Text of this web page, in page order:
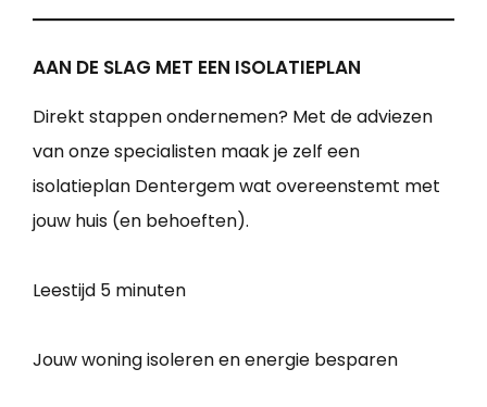
AAN DE SLAG MET EEN ISOLATIEPLAN
Direkt stappen ondernemen? Met de adviezen
van onze specialisten maak je zelf een
isolatieplan Dentergem wat overeenstemt met
jouw huis (en behoeften).
Leestijd 5 minuten
Jouw woning isoleren en energie besparen